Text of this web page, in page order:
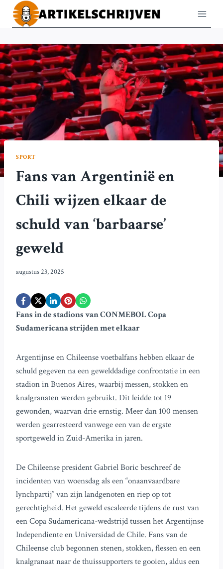
Doorgaan
naar
SPORT
Fans van Argentinië en
Chili wijzen elkaar de
schuld van ‘barbaarse’
geweld
augustus 23, 2025
Fans in de stadions van CONMEBOL Copa
Sudamericana strijden met elkaar
Argentijnse en Chileense voetbalfans hebben elkaar de
schuld gegeven na een gewelddadige confrontatie in een
stadion in Buenos Aires, waarbij messen, stokken en
knalgranaten werden gebruikt. Dit leidde tot 19
gewonden, waarvan drie ernstig. Meer dan 100 mensen
werden gearresteerd vanwege een van de ergste
sportgeweld in Zuid-Amerika in jaren.
De Chileense president Gabriel Boric beschreef de
incidenten van woensdag als een “onaanvaardbare
lynchpartij” van zijn landgenoten en riep op tot
gerechtigheid. Het geweld escaleerde tijdens de rust van
een Copa Sudamericana-wedstrijd tussen het Argentijnse
Independiente en Universidad de Chile. Fans van de
Chileense club begonnen stenen, stokken, flessen en een
knalgranaat naar de thuissupporters te gooien, aldus een